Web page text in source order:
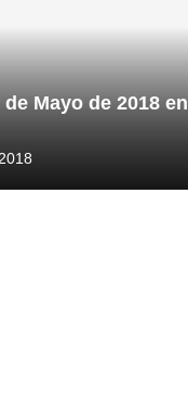
Mayo de 2018 en